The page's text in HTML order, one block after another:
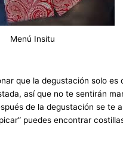
Menú Insitu
que la degustación solo es
así que no te sentirán
de la degustación se te
puedes encontrar